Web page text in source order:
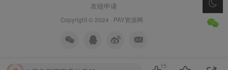
友链申请
Copyright © 2024 · PAY资源网 ·
15